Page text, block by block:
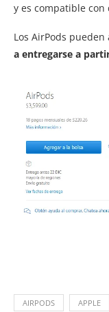
y es compatible
Los AirPods
a entregarse a
AIRPODS APPLE